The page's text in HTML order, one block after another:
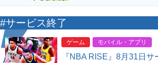
#サービス終了
ゲーム モバイル・アプリ
『NBA RISE』8月31日